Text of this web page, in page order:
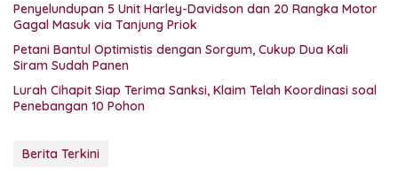
Penyelundupan 5 Unit Harley-Davidson dan 20 Rangka Motor
Gagal Masuk via Tanjung Priok
Petani Bantul Optimistis dengan Sorgum, Cukup Dua Kali
Siram Sudah Panen
Lurah Cihapit Siap Terima Sanksi, Klaim Telah Koordinasi soal
Penebangan 10 Pohon
Berita Terkini